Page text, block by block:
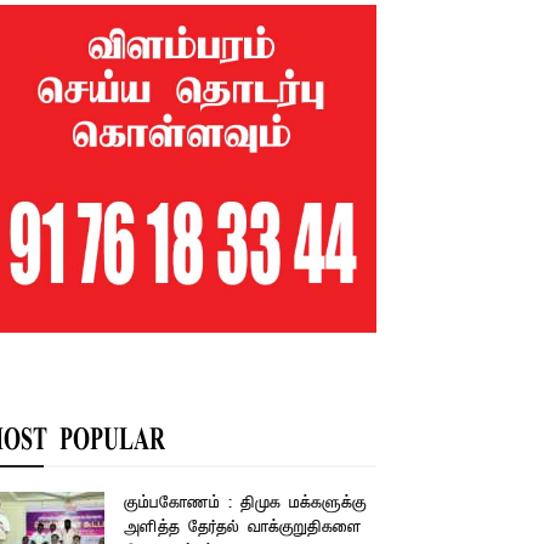
POPULAR
கும்பகோணம் : திமுக மக்களுக்கு
அளித்த தேர்தல் வாக்குறுதிகளை